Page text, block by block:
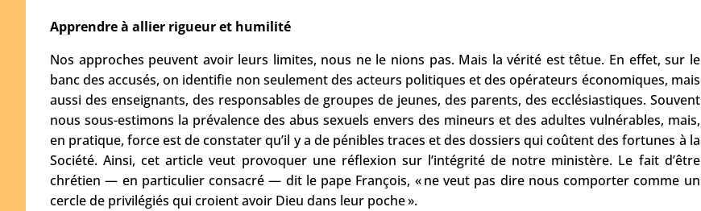
Apprendre à allier rigueur et humilité
Nos approches peuvent avoir leurs limites, nous ne le nions pas. Mais la vérité est têtue. En effet, sur le
banc des accusés, on identifie non seulement des acteurs politiques et des opérateurs économiques, mais
aussi des enseignants, des responsables de groupes de jeunes, des parents, des ecclésiastiques. Souvent
nous sous-estimons la prévalence des abus sexuels envers des mineurs et des adultes vulnérables, mais,
en pratique, force est de constater qu’il y a de pénibles traces et des dossiers qui coûtent des fortunes à la
Société. Ainsi, cet article veut provoquer une réflexion sur l’intégrité de notre ministère. Le fait d’être
chrétien — en particulier consacré — dit le pape François, « ne veut pas dire nous comporter comme un
cercle de privilégiés qui croient avoir Dieu dans leur poche ».